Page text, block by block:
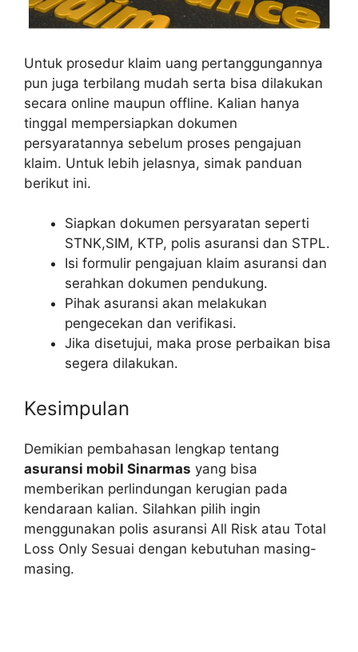
Untuk prosedur klaim uang pertanggungannya
pun juga terbilang mudah serta bisa dilakukan
secara online maupun offline. Kalian hanya
tinggal mempersiapkan dokumen
persyaratannya sebelum proses pengajuan
klaim. Untuk lebih jelasnya, simak panduan
berikut ini.
Siapkan dokumen persyaratan seperti
STNK,SIM, KTP, polis asuransi dan STPL.
Isi formulir pengajuan klaim asuransi dan
serahkan dokumen pendukung.
Pihak asuransi akan melakukan
pengecekan dan verifikasi.
Jika disetujui, maka prose perbaikan bisa
segera dilakukan.
Kesimpulan
Demikian pembahasan lengkap tentang
asuransi mobil Sinarmas yang bisa
memberikan perlindungan kerugian pada
kendaraan kalian. Silahkan pilih ingin
menggunakan polis asuransi All Risk atau Total
Loss Only Sesuai dengan kebutuhan masing-
masing.